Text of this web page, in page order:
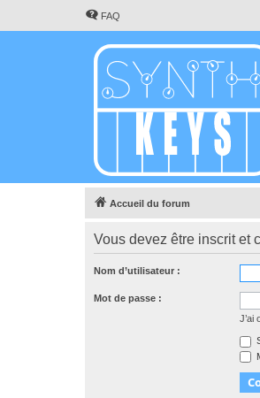
FAQ
Accueil du forum
Vous devez être inscrit et
Nom d’utilisateur :
Mot de passe :
J’ai